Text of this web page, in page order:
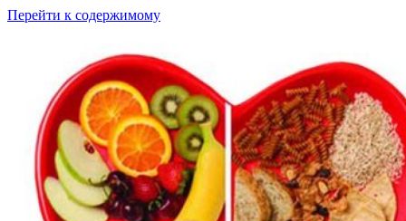
Перейти к содержимому